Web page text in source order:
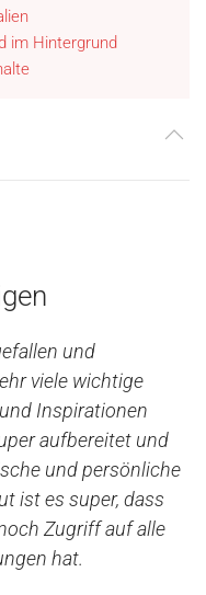
im Hintergrund
und
viele wichtige
Inspirationen
aufbereitet und
und persönliche
ist es super, dass
Zugriff auf alle
hat.